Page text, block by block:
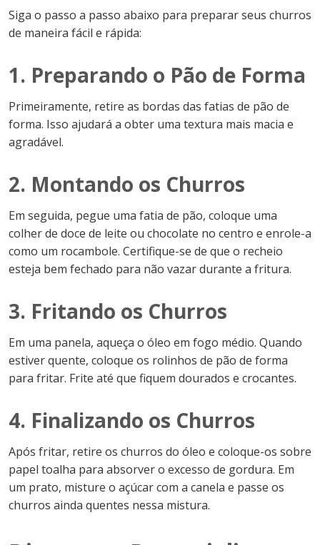
Siga o passo a passo abaixo para preparar seus churros
de maneira fácil e rápida:
1. Preparando o Pão de Forma
Primeiramente, retire as bordas das fatias de pão de
forma. Isso ajudará a obter uma textura mais macia e
agradável.
2. Montando os Churros
Em seguida, pegue uma fatia de pão, coloque uma
colher de doce de leite ou chocolate no centro e enrole-a
como um rocambole. Certifique-se de que o recheio
esteja bem fechado para não vazar durante a fritura.
3. Fritando os Churros
Em uma panela, aqueça o óleo em fogo médio. Quando
estiver quente, coloque os rolinhos de pão de forma
para fritar. Frite até que fiquem dourados e crocantes.
4. Finalizando os Churros
Após fritar, retire os churros do óleo e coloque-os sobre
papel toalha para absorver o excesso de gordura. Em
um prato, misture o açúcar com a canela e passe os
churros ainda quentes nessa mistura.